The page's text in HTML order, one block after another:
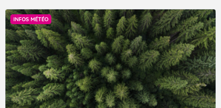
INFOS MÉTÉO